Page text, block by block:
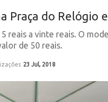
Praça do Relógio
reais a vinte reais. O
de 50 reais.
23 Jul, 2018